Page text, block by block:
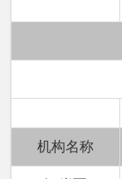
机构名称